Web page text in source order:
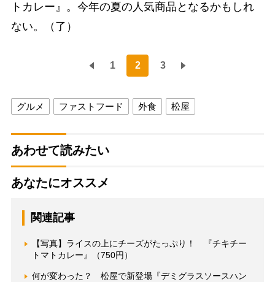
トカレー』。今年の夏の人気商品となるかもしれ
ない。（了）
1 2 3
グルメ ファストフード 外食 松屋
あわせて読みたい
あなたにオススメ
関連記事
【写真】ライスの上にチーズがたっぷり！ 『チキチー
トマトカレー』（750円）
何が変わった？ 松屋で新登場『デミグラスソースハン